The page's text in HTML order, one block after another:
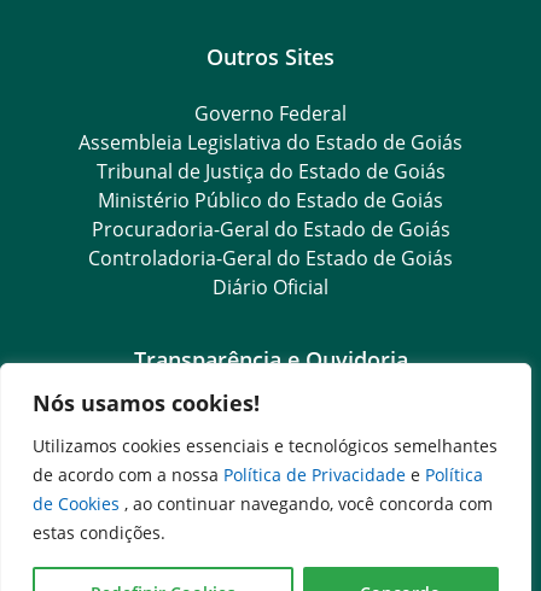
Nós usamos cookies!
Utilizamos cookies essenciais e tecnológicos semelhantes
de acordo com a nossa Política de Privacidade e Política
de Cookies , ao continuar navegando, você concorda com
estas condições.
Outros Sites
Governo Federal
Assembleia Legislativa do Estado de Goiás
Tribunal de Justiça do Estado de Goiás
Ministério Público do Estado de Goiás
Procuradoria-Geral do Estado de Goiás
Controladoria-Geral do Estado de Goiás
Diário Oficial
Transparência e Ouvidoria
LGPD
Goiás Transparência
Dados Abertos Goiás
Ouvidoria Setorial
SIC – Serviço de Informação ao Cidadão
e-SIC – Serviço Eletrônico de Informação ao Cidadão